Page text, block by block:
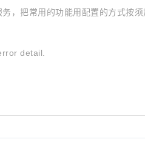
，把常用的功能用配置的方式按
detail.